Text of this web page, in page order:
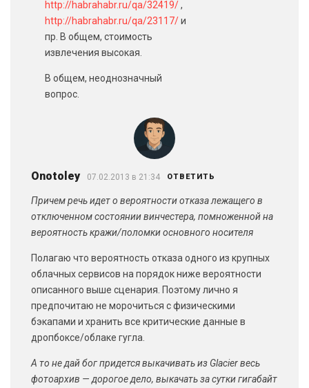
http://habrahabr.ru/qa/32419/,
http://habrahabr.ru/qa/23117/и
пр. В общем, стоимость
извлечения высокая.
В общем, неоднозначный
вопрос.
Onotoley 07.02.2013 в 21:34 ОТВЕТИТЬ
Причем речь идет о вероятности отказа лежащего в
отключенном состоянии винчестера, помноженной на
вероятность кражи/поломки основного носителя
Полагаю что вероятность отказа одного из крупных
облачных сервисов на порядок ниже вероятности
описанного выше сценария. Поэтому лично я
предпочитаю не морочиться с физическими
бэкапами и хранить все критические данные в
дропбоксе/облаке гугла.
А то не дай бог придется выкачивать из Glacier весь
фотоархив — дорогое дело, выкачать за сутки гигабайт